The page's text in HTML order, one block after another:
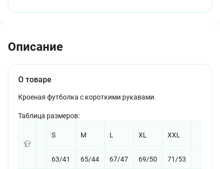
Описание
О товаре
Кроеная футболка с короткими рукавами.
Таблица размеров:
S M L XL XXL
63/41 65/44 67/47 69/50 71/53